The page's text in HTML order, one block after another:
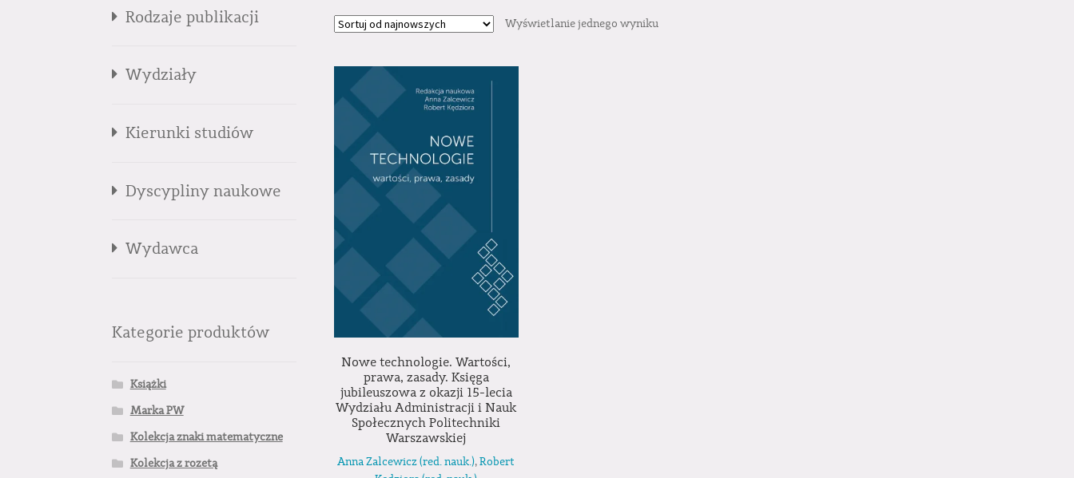
Wyświetlanie jednego wyniku
Nowe technologie. Wartości,
prawa, zasady. Księga
jubileuszowa z okazji 15-lecia
Wydziału Administracji i Nauk
Społecznych Politechniki
Warszawskiej
Anna Zalcewicz (red. nauk.),Robert
Rodzaje publikacji
Wydziały
Kierunki studiów
Dyscypliny naukowe
Wydawca
Kategorie produktów
Książki
Marka PW
Kolekcja znaki matematyczne
Kolekcja z rozetą